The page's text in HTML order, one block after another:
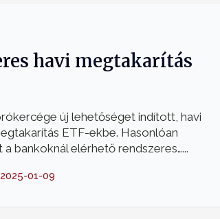
havi megtakarítás
új lehetőséget indított, havi
ETF-ekbe. Hasonlóan
bankoknál elérhető rendszeres…...
2025-01-09